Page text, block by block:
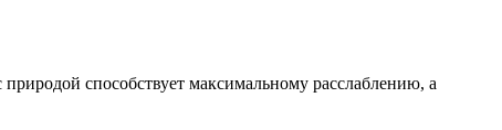
способствует максимальному расслаблению, а